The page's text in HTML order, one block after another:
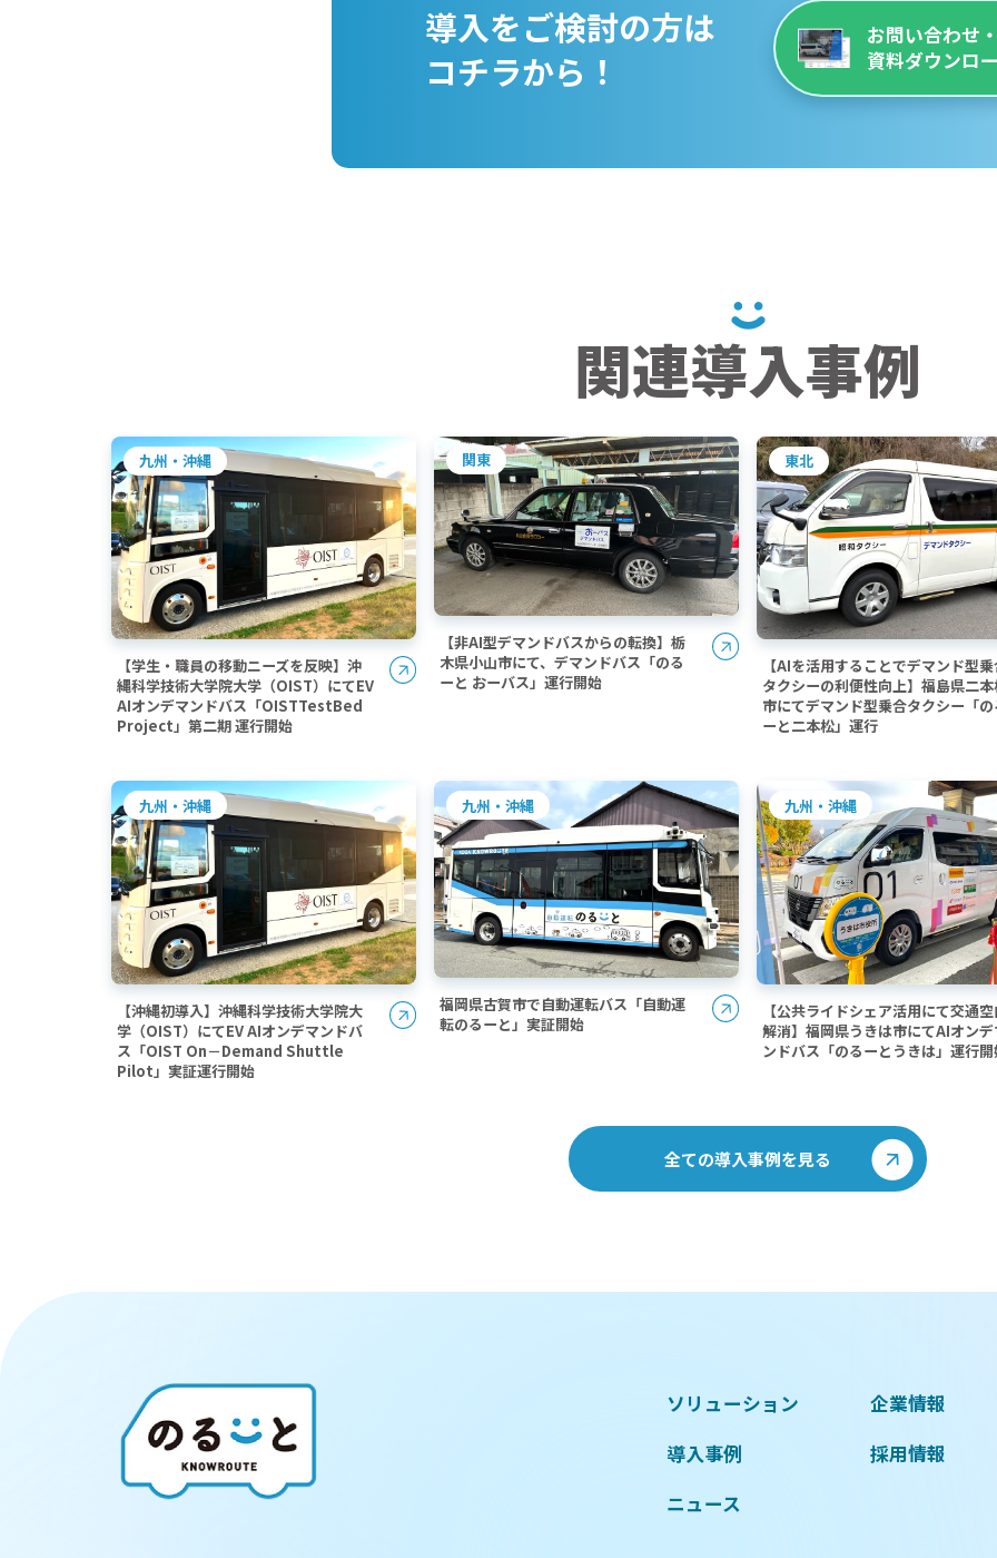
導入をご検討の方は
コチラから！
お問い合わせ
資料ダウンロ
関連導入事例
九州・沖縄
【学生・職員の移動ニーズを反映】沖
縄科学技術大学院大学（OIST）にてEV
AIオンデマンドバス「OISTTestBed
Project」第二期 運行開始
関東
【非AI型デマンドバスからの転換】栃
木県小山市にて、デマンドバス「のる
ーと おーバス」運行開始
東北
【AIを活用することでデマンド型
タクシーの利便性向上】福島県二
市にてデマンド型乗合タクシー「
ーと二本松」運行
九州・沖縄
【沖縄初導入】沖縄科学技術大学院大
学（OIST）にてEV AIオンデマンドバ
ス「OIST On－Demand Shuttle
Pilot」実証運行開始
九州・沖縄
福岡県古賀市で自動運転バス「自動運
転のるーと」実証開始
九州・沖縄
【公共ライドシェア活用にて交通
解消】福岡県うきは市にてAIオン
ンドバス「のるーとうきは」運行
全ての導入事例を見る
ソリューション
導入事例
ニュース
企業情報
採用情報